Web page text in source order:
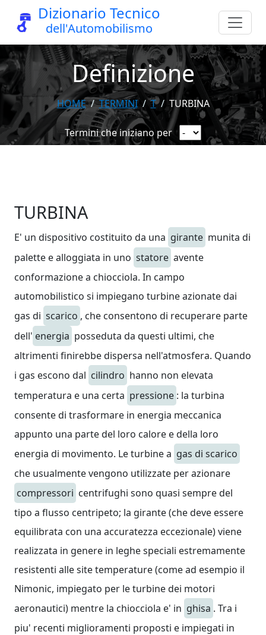
Dizionario Tecnico
dell'Automobilismo
Definizione
HOME TERMINI T TURBINA
Termini che iniziano per
TURBINA
E' un dispositivo costituito da una girante munita di
palette e alloggiata in uno statore avente
conformazione a chiocciola. In campo
automobilistico si impiegano turbine azionate dai
gas di scarico , che consentono di recuperare parte
dell' energia posseduta da questi ultimi, che
altrimenti finirebbe dispersa nell'atmosfera. Quando
i gas escono dal cilindro hanno non elevata
temperatura e una certa pressione : la turbina
consente di trasformare in energia meccanica
appunto una parte del loro calore e della loro
energia di movimento. Le turbine a gas di scarico
che usualmente vengono utilizzate per azionare
compressori centrifughi sono quasi sempre del
tipo a flusso centripeto; la girante (che deve essere
equilibrata con una accuratezza eccezionale) viene
realizzata in genere in leghe speciali estremamente
resistenti alle site temperature (come ad esempio il
Nimonic, impiegato per le turbine dei motori
aeronautici) mentre la chiocciola e' in ghisa . Tra i
piu' recenti miglioramenti proposti e impiegati in